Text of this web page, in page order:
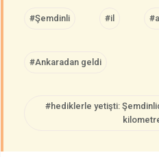
#Şemdinli #il
#Ankaradan geldi
#hediklerle yetişti: